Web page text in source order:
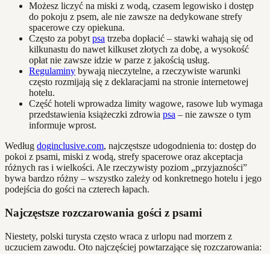
Możesz liczyć na miski z wodą, czasem legowisko i dostęp
do pokoju z psem, ale nie zawsze na dedykowane strefy
spacerowe czy opiekuna.
Często za pobyt psa trzeba dopłacić – stawki wahają się od
kilkunastu do nawet kilkuset złotych za dobę, a wysokość
opłat nie zawsze idzie w parze z jakością usług.
Regulaminy bywają nieczytelne, a rzeczywiste warunki
często rozmijają się z deklaracjami na stronie internetowej
hotelu.
Część hoteli wprowadza limity wagowe, rasowe lub wymaga
przedstawienia książeczki zdrowia psa – nie zawsze o tym
informuje wprost.
Według doginclusive.com, najczęstsze udogodnienia to: dostęp do
pokoi z psami, miski z wodą, strefy spacerowe oraz akceptacja
różnych ras i wielkości. Ale rzeczywisty poziom „przyjazności”
bywa bardzo różny – wszystko zależy od konkretnego hotelu i jego
podejścia do gości na czterech łapach.
Najczęstsze rozczarowania gości z psami
Niestety, polski turysta często wraca z urlopu nad morzem z
uczuciem zawodu. Oto najczęściej powtarzające się rozczarowania: